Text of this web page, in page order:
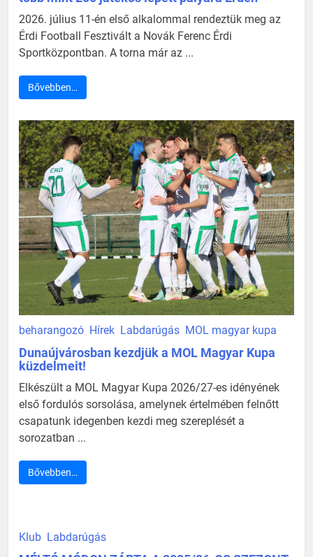
2026. július 11-én első alkalommal rendeztük meg az
Érdi Football Fesztivált a Novák Ferenc Érdi
Sportközpontban. A torna már az ...
Bővebben…
beharangozó Hírek Labdarúgás MOL magyar kupa
Dunaújvárosban kezdjük a MOL Magyar Kupa
küzdelmeit!
Elkészült a MOL Magyar Kupa 2026/27-es idényének
első fordulós sorsolása, amelynek értelmében felnőtt
csapatunk idegenben kezdi meg szereplését a
sorozatban ...
Bővebben…
Klub Labdarúgás